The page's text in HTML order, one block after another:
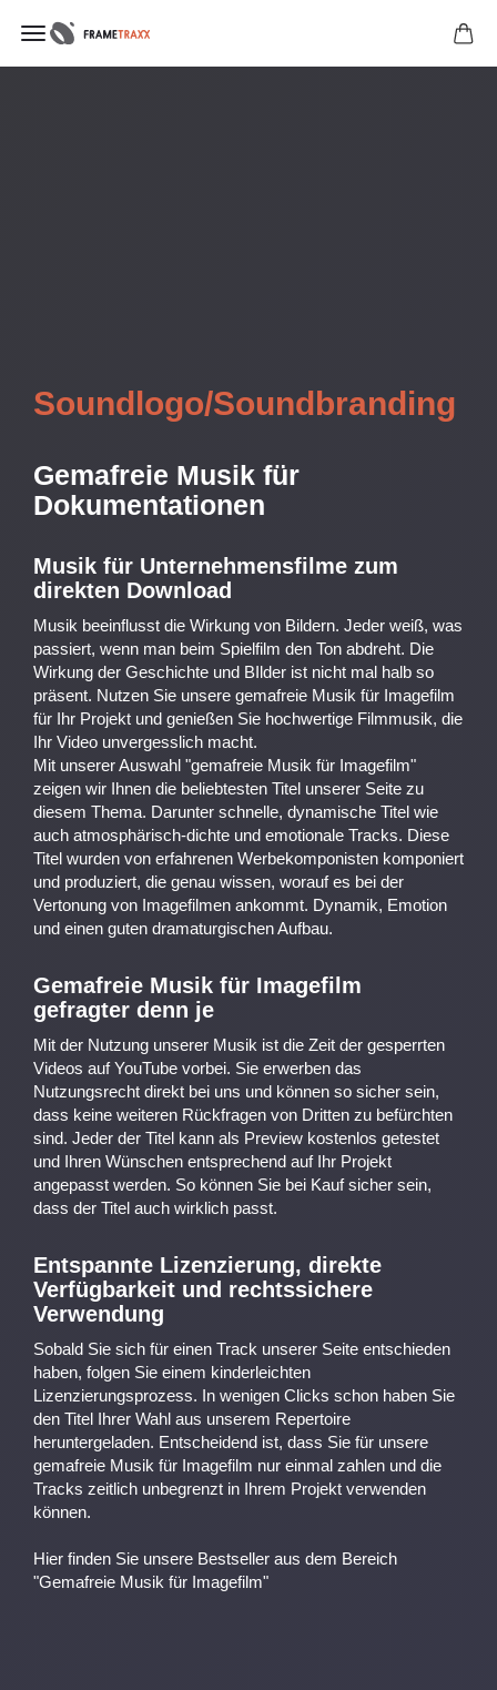
Soundlogo/Soundbranding
Gemafreie Musik für
Dokumentationen
Musik für Unternehmensfilme zum
direkten Download
Musik beeinflusst die Wirkung von Bildern. Jeder weiß, was
passiert, wenn man beim Spielfilm den Ton abdreht. Die
Wirkung der Geschichte und BIlder ist nicht mal halb so
präsent. Nutzen Sie unsere gemafreie Musik für Imagefilm
für Ihr Projekt und genießen Sie hochwertige Filmmusik, die
Ihr Video unvergesslich macht.
Mit unserer Auswahl "gemafreie Musik für Imagefilm"
zeigen wir Ihnen die beliebtesten Titel unserer Seite zu
diesem Thema. Darunter schnelle, dynamische Titel wie
auch atmosphärisch-dichte und emotionale Tracks. Diese
Titel wurden von erfahrenen Werbekomponisten komponiert
und produziert, die genau wissen, worauf es bei der
Vertonung von Imagefilmen ankommt. Dynamik, Emotion
und einen guten dramaturgischen Aufbau.
Gemafreie Musik für Imagefilm
gefragter denn je
Mit der Nutzung unserer Musik ist die Zeit der gesperrten
Videos auf YouTube vorbei. Sie erwerben das
Nutzungsrecht direkt bei uns und können so sicher sein,
dass keine weiteren Rückfragen von Dritten zu befürchten
sind. Jeder der Titel kann als Preview kostenlos getestet
und Ihren Wünschen entsprechend auf Ihr Projekt
angepasst werden. So können Sie bei Kauf sicher sein,
dass der Titel auch wirklich passt.
Entspannte Lizenzierung, direkte
Verfügbarkeit und rechtssichere
Verwendung
Sobald Sie sich für einen Track unserer Seite entschieden
haben, folgen Sie einem kinderleichten
Lizenzierungsprozess. In wenigen Clicks schon haben Sie
den Titel Ihrer Wahl aus unserem Repertoire
heruntergeladen. Entscheidend ist, dass Sie für unsere
gemafreie Musik für Imagefilm nur einmal zahlen und die
Tracks zeitlich unbegrenzt in Ihrem Projekt verwenden
können.
Hier finden Sie unsere Bestseller aus dem Bereich
"Gemafreie Musik für Imagefilm"